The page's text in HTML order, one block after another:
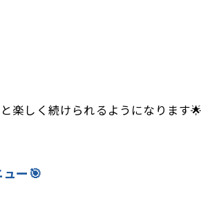
楽しく続けられるようになります🌟
ュー🎯